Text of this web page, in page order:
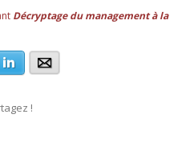
Décryptage du management à la
LinkedInE-mail
!